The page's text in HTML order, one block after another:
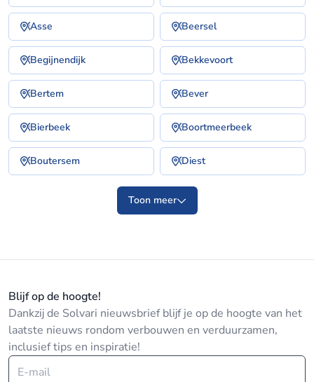
Asse Beersel
Begijnendijk Bekkevoort
Bertem Bever
Bierbeek Boortmeerbeek
Boutersem Diest
Toon meer
Blijf op de hoogte!
Dankzij de Solvari nieuwsbrief blijf je op de hoogte van het
laatste nieuws rondom verbouwen en verduurzamen,
inclusief tips en inspiratie!